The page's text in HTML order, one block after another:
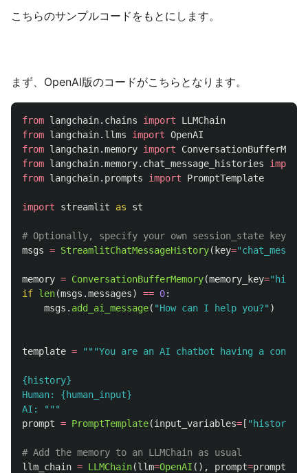
こちらのサンプルコードをもとにします。
まず、OpenAI版のコードがこちらとなります。
from langchain.chains import
LLMChain
from langchain.llms import OpenAI
from langchain.memory import
from langchain.memory.chat_message_histories
import
from langchain.prompts import PromptTemplate
import streamlit as st
msgs = StreamlitChatMessageHistory( key="
memory = ConversationBufferMemory(memory_key="
if len(msgs .messages) == 0:
msgs . add_ai_message( "How can I help you?" )
template = """You are an AI chatbot having a
{history}
Human: {human_input}
AI:
"""
prompt = PromptTemplate(input_variables= [ " history
llm_chain = LLMChain(llm=OpenAI (), prompt=prompt